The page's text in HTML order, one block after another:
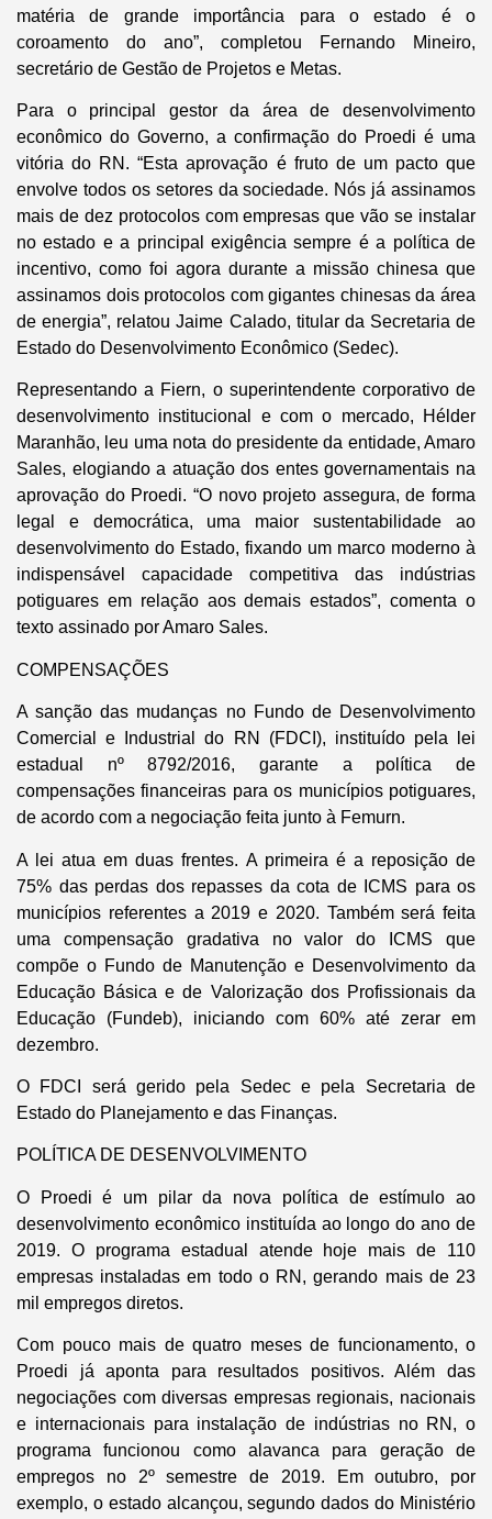
matéria de grande importância para o estado é o
coroamento do ano”, completou Fernando Mineiro,
secretário de Gestão de Projetos e Metas.
Para o principal gestor da área de desenvolvimento
econômico do Governo, a confirmação do Proedi é uma
vitória do RN. “Esta aprovação é fruto de um pacto que
envolve todos os setores da sociedade. Nós já assinamos
mais de dez protocolos com empresas que vão se instalar
no estado e a principal exigência sempre é a política de
incentivo, como foi agora durante a missão chinesa que
assinamos dois protocolos com gigantes chinesas da área
de energia”, relatou Jaime Calado, titular da Secretaria de
Estado do Desenvolvimento Econômico (Sedec).
Representando a Fiern, o superintendente corporativo de
desenvolvimento institucional e com o mercado, Hélder
Maranhão, leu uma nota do presidente da entidade, Amaro
Sales, elogiando a atuação dos entes governamentais na
aprovação do Proedi. “O novo projeto assegura, de forma
legal e democrática, uma maior sustentabilidade ao
desenvolvimento do Estado, fixando um marco moderno à
indispensável capacidade competitiva das indústrias
potiguares em relação aos demais estados”, comenta o
texto assinado por Amaro Sales.
COMPENSAÇÕES
A sanção das mudanças no Fundo de Desenvolvimento
Comercial e Industrial do RN (FDCI), instituído pela lei
estadual nº 8792/2016, garante a política de
compensações financeiras para os municípios potiguares,
de acordo com a negociação feita junto à Femurn.
A lei atua em duas frentes. A primeira é a reposição de
75% das perdas dos repasses da cota de ICMS para os
municípios referentes a 2019 e 2020. Também será feita
uma compensação gradativa no valor do ICMS que
compõe o Fundo de Manutenção e Desenvolvimento da
Educação Básica e de Valorização dos Profissionais da
Educação (Fundeb), iniciando com 60% até zerar em
dezembro.
O FDCI será gerido pela Sedec e pela Secretaria de
Estado do Planejamento e das Finanças.
POLÍTICA DE DESENVOLVIMENTO
O Proedi é um pilar da nova política de estímulo ao
desenvolvimento econômico instituída ao longo do ano de
2019. O programa estadual atende hoje mais de 110
empresas instaladas em todo o RN, gerando mais de 23
mil empregos diretos.
Com pouco mais de quatro meses de funcionamento, o
Proedi já aponta para resultados positivos. Além das
negociações com diversas empresas regionais, nacionais
e internacionais para instalação de indústrias no RN, o
programa funcionou como alavanca para geração de
empregos no 2º semestre de 2019. Em outubro, por
exemplo, o estado alcançou, segundo dados do Ministério